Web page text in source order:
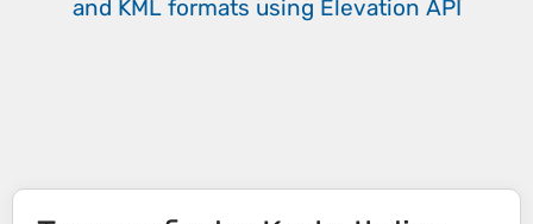
and KML formats using Elevation API